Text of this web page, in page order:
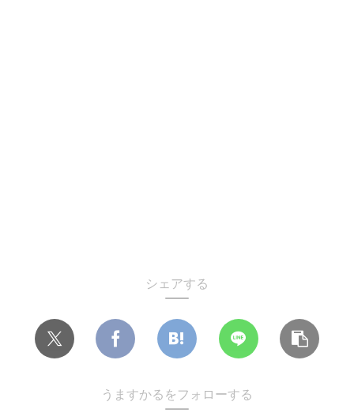
シェアする
うますかるをフォローする